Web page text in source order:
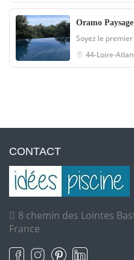
Oramo
Soyez le
44-Loire-
CONTACT
8 chemin des Lointes
France